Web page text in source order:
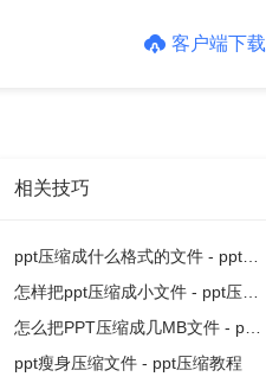
客户端下载
相关技巧
ppt压缩成什么格式的文件 - ppt压
缩教程
怎样把ppt压缩成小文件 - ppt压缩
教程
怎么把PPT压缩成几MB文件 - ppt
压缩教程
ppt瘦身压缩文件 - ppt压缩教程